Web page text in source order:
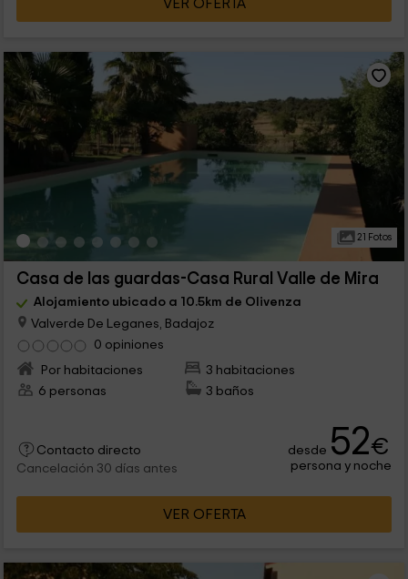
VER OFERTA
21 Fotos
Casa de las guardas-Casa Rural Valle de Mira
Alojamiento ubicado a 10.5km de Olivenza
Valverde De Leganes, Badajoz
0 opiniones
Por habitaciones
3 habitaciones
6 personas
3 baños
Contacto directo
Cancelación 30 días antes
desde 52€
persona y noche
VER OFERTA